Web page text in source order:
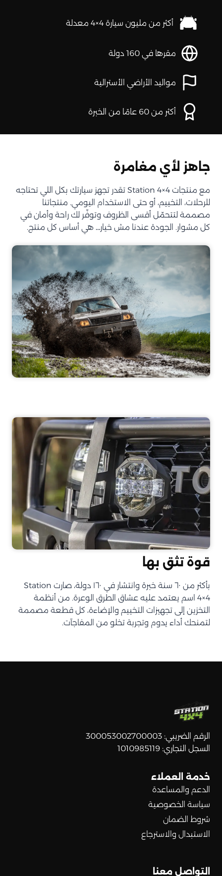
أكثر من مليون سيارة 4×4 معدلة
مقرها في 160 دولة
مواليد الأراضي الأسترالية
أكثر من 60 عامًا من الخبرة
جاهز لأي مغامرة
مع منتجات Station 4×4 تقدر تجهز سيارتك بكل اللي تحتاجه
للرحلات، التخييم، أو حتى الاستخدام اليومي. منتجاتنا
مصممة لتتحمّل أقسى الظروف وتوفّر لك راحة وأمان في
كل مشوار. الجودة عندنا مش خيار… هي أساس كل منتج.
قوة تثق بها
بأكثر من ٦٠ سنة خبرة وانتشار في ١٦٠ دولة، صارت Station
4×4 اسم يعتمد عليه عشاق الطرق الوعرة. من أنظمة
التخزين إلى تجهيزات التخييم والإضاءة، كل قطعة مصممة
لتمنحك أداء يدوم وتجربة تخلو من المفاجآت.
الرقم الضريبي: 300053002700003
السجل التجاري: 1010985119
خدمة العملاء
الدعم والمساعدة
سياسة الخصوصية
شروط الضمان
الاستبدال والاسترجاع
التواصل معنا